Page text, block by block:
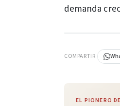
demanda
COMPARTIR
EL PIONERO